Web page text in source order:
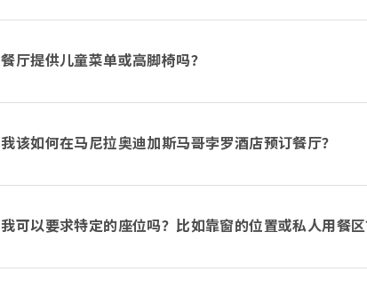
餐厅提供儿童菜单或高脚椅吗？
我该如何在马尼拉奥迪加斯马哥孛罗酒店预订餐厅？
我可以要求特定的座位吗？比如靠窗的位置或私人用餐